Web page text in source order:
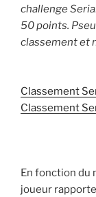
challenge
50 points.
classement et
Classement
Classement
En fonction du
joueur